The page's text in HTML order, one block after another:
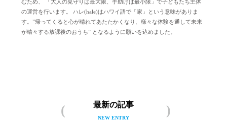
むため、 「大人の見守りは最大限、手助けは最小限」で子どもたち主体
の運営を行います。 ハレ(hale)はハワイ語で「家」という意味がありま
す。”帰ってくると心が晴れてあたたかくなり、様々な体験を通して未来
が晴々する放課後のおうち” となるように願いを込めました。
最新の記事
NEW ENTRY